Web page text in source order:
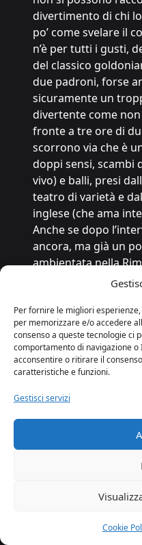
Per fornire le migliori
per memorizzare e/o accedere
consenso a queste tecnologie ci
comportamento di navigazione o
acconsentire o ritirare il
caratteristiche e funzioni.
Gestisci servizi
Cookie
divertimento di chi
po’ come svelare il
n’è per tutti i gusti,
del classico
due padroni, forse
sicuramente un
divertente come
fronte a tre ore di
scorrono via che è
doppi sensi, scambi
vivo) e balli, presi
teatro di varietà e
inglese (che ama
Anche se dopo
ancora, ma già un
ambientata nella
(Bean invece aveva
stessa fame e
originale, e quando
entrambi, salvo poi
padroni si
raccomandabili, e
con sotterfugi e
vaudeville, e gag le
«Oggi le comiche».
regista (con Paolo
versione italiana
di Pippo, non si